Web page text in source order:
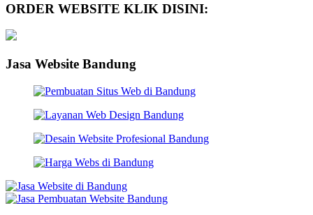
ORDER WEBSITE KLIK DISINI:
Jasa Website Bandung